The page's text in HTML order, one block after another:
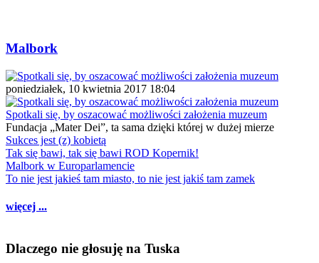
Malbork
poniedziałek, 10 kwietnia 2017 18:04
Spotkali się, by oszacować możliwości założenia muzeum
Fundacja „Mater Dei”, ta sama dzięki której w dużej mierze
Sukces jest (z) kobietą
Tak się bawi, tak się bawi ROD Kopernik!
Malbork w Europarlamencie
To nie jest jakieś tam miasto, to nie jest jakiś tam zamek
więcej ...
Dlaczego nie głosuję na Tuska